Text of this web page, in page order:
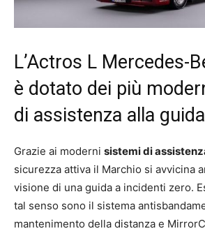
L’Actros L Mercedes-
è dotato dei più
di assistenza alla guida
Grazie ai moderni sistemi di
sicurezza attiva il Marchio si avvicina
visione di una guida a incidenti zero.
tal senso sono il sistema
mantenimento della distanza e